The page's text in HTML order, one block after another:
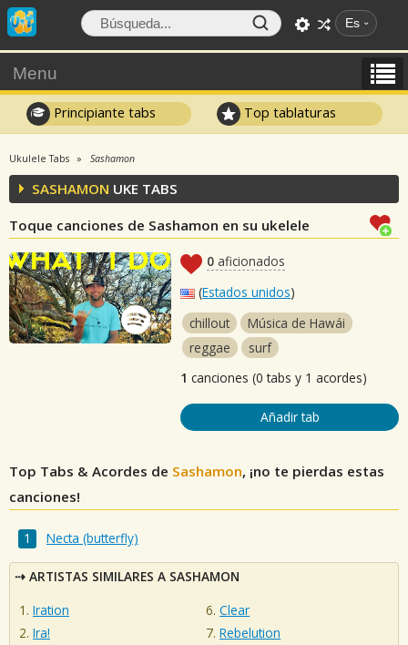
Es
Menu
Principiante tabs Top tablaturas
Ukulele Tabs Sashamon
SASHAMON UKE TABS
Toque canciones de Sashamon en su ukelele
0 aficionados
(Estados unidos)
chillout
Música de Hawái
reggae
surf
1 canciones (0 tabs y 1 acordes)
Añadir tab
Top Tabs & Acordes de Sashamon, ¡no te pierdas estas
canciones!
Necta (butterfly)
ARTISTAS SIMILARES A SASHAMON
Iration
Ira!
Clear
Rebelution